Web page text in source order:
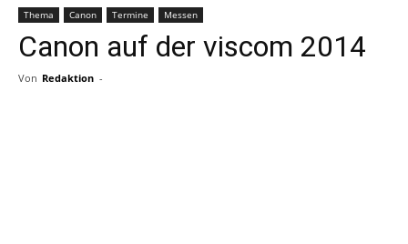
Thema Canon Termine Messen
Canon auf der viscom 2014
Von Redaktion -